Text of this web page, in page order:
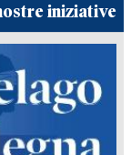
iniziative